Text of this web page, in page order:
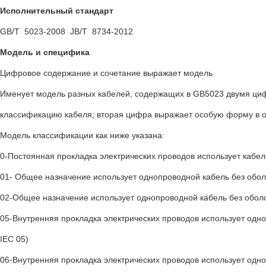
Исполнительный стандарт
GB/T 5023-2008 JB/T 8734-2012
Модель и специфика
Цифровое содержание и сочетание выражает модель
Именует модель разных кабелей, содержащих в GB5023 двумя
классификацию кабеля; вторая цифра выражает особую форму в
Модель классификации как ниже указана:
0-Постоянная прокладка электрических проводов использует
01- Общее назначение использует однопроводной кабель без
02-Общее назначение использует однопроводной кабель без
05-Внутренняя прокладка электрических проводов использует
IEC 05)
06-Внутренняя прокладка электрических проводов использует